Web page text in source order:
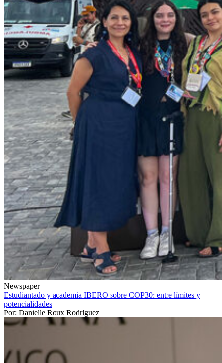
Newspaper
Estudiantado y academia IBERO sobre COP30: entre límites y
potencialidades
Por: Danielle Roux Rodríguez